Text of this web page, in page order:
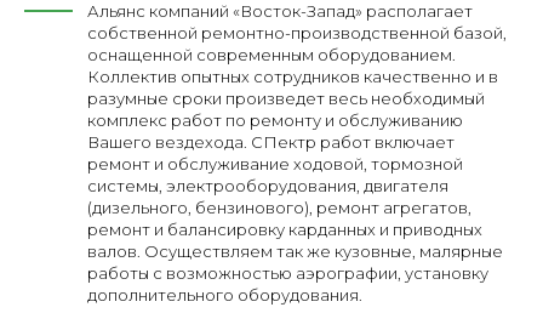
Альянс компаний «Восток-Запад» располагает
собственной ремонтно-производственной базой,
оснащенной современным оборудованием.
Коллектив опытных сотрудников качественно и в
разумные сроки произведет весь необходимый
комплекс работ по ремонту и обслуживанию
Вашего вездехода. СПектр работ включает
ремонт и обслуживание ходовой, тормозной
системы, электрооборудования, двигателя
(дизельного, бензинового), ремонт агрегатов,
ремонт и балансировку карданных и приводных
валов. Осуществляем так же кузовные, малярные
работы с возможностью аэрографии, установку
дополнительного оборудования.